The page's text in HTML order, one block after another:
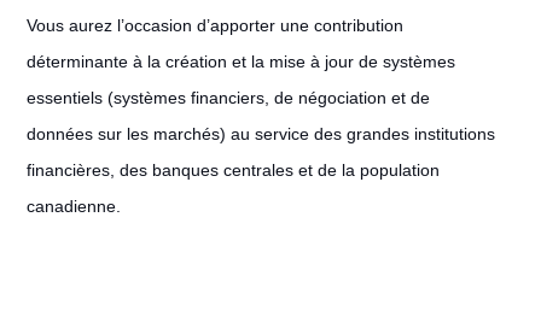
Vous aurez l’occasion d’apporter une contribution
déterminante à la création et la mise à jour de systèmes
essentiels (systèmes financiers, de négociation et de
données sur les marchés) au service des grandes institutions
financières, des banques centrales et de la population
canadienne.